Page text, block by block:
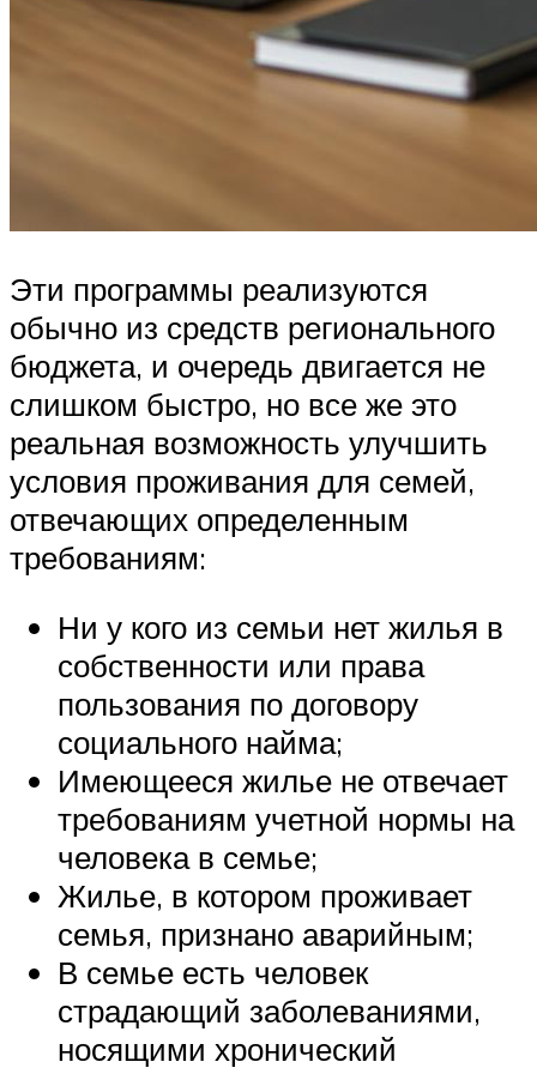
Эти программы реализуются
обычно из средств регионального
бюджета, и очередь двигается не
слишком быстро, но все же это
реальная возможность улучшить
условия проживания для семей,
отвечающих определенным
требованиям:
Ни у кого из семьи нет жилья в
собственности или права
пользования по договору
социального найма;
Имеющееся жилье не отвечает
требованиям учетной нормы на
человека в семье;
Жилье, в котором проживает
семья, признано аварийным;
В семье есть человек
страдающий заболеваниями,
носящими хронический